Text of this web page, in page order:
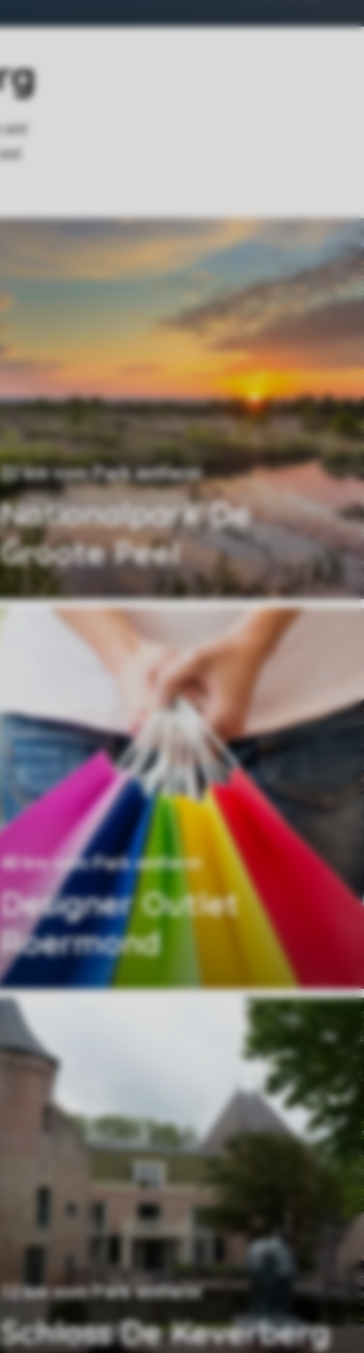
Nationalpark De
Groote Peel
22 km vom Park entfernt
Designer Outlet
Roermond
40 km vom Park entfernt
Schloss De Keverberg
12 km vom Park entfernt